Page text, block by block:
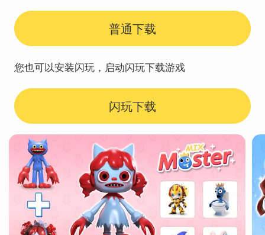
普通下载
您也可以安装闪玩，启动闪玩下载游戏
闪玩下载